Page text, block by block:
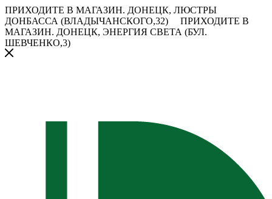
ПРИХОДИТЕ В МАГАЗИН. ДОНЕЦК, ЛЮСТРЫ
ДОНБАССА (ВЛАДЫЧАНСКОГО,32)
ПРИХОДИТЕ В
МАГАЗИН. ДОНЕЦК, ЭНЕРГИЯ СВЕТА (БУЛ.
ШЕВЧЕНКО,3)